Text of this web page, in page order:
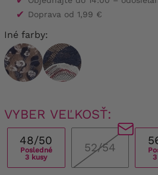
✔ Doprava od 1,99 €
Iné farby:
VYBER VEĽKOSŤ:
48/50
Posledné
3 kusy
52/54